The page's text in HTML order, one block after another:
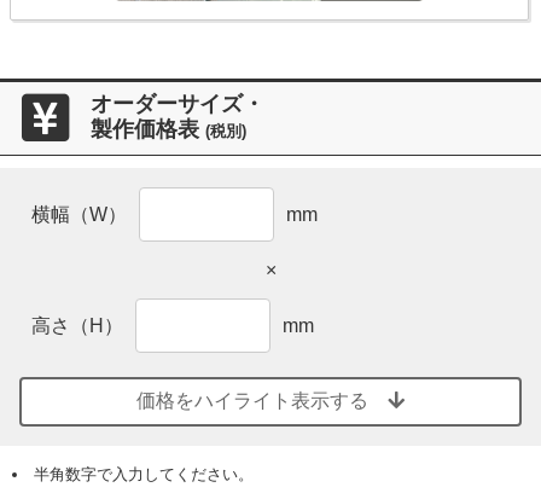
オーダーサイズ・
製作価格表 (税別)
横幅（W） mm
×
高さ（H） mm
価格をハイライト表示する
半角数字で入力してください。